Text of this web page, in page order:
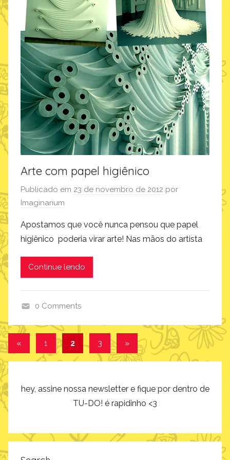
Arte com papel higiênico
Publicado em 23 de novembro de 2012 por
Imaginarium
Apostamos que você nunca pensou que papel
higiênico poderia virar arte! Nas mãos do artista
Continue lendo
r
t
d
g
0 Comments
Navegação
por
«
anterior
1 2 3
Post
seguinte
»
hey, assine nossa newsletter e fique por dentro de
TU-DO! é rapidinho <3